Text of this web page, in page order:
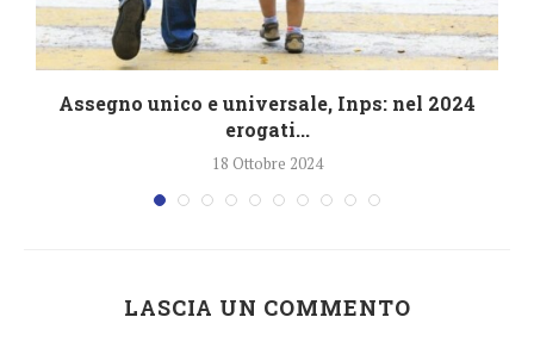
Assegno unico e universale, Inps: nel 2024
erogati...
18 Ottobre 2024
LASCIA UN COMMENTO